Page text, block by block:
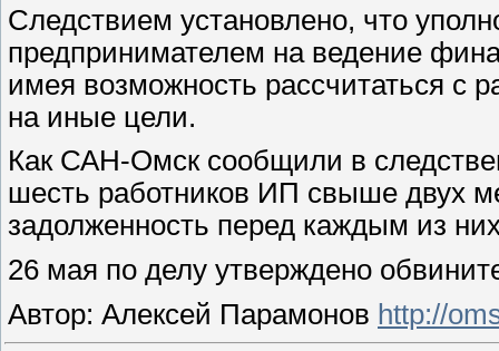
Следствием установлено, что
предпринимателем на ведение
имея возможность рассчитаться с
на иные цели.
Как САН-Омск сообщили в
шесть работников ИП свыше двух
задолженность перед каждым из
26 мая по делу утверждено
Автор: Алексей Парамонов http://